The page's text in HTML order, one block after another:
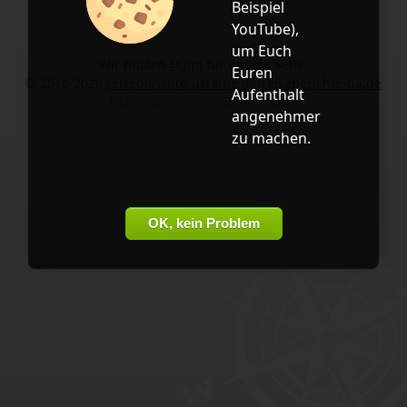
für unsere Seite.
reiseberichte-ukraine.de/reiseberichte-ua.de
letztes Update: 06.06.2026 11:25:57
Beispiel
YouTube),
um Euch
Euren
Aufenthalt
angenehmer
zu machen.
OK, kein Problem